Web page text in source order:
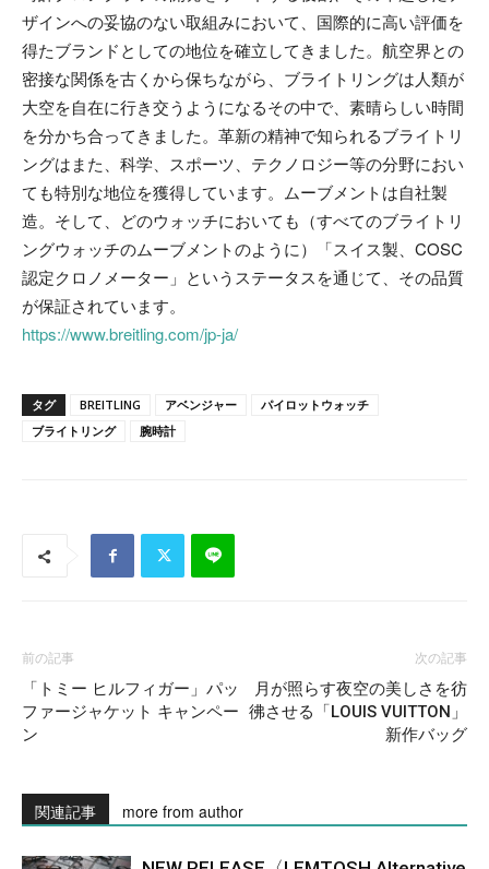
ザインへの妥協のない取組みにおいて、国際的に高い評価を
得たブランドとしての地位を確立してきました。航空界との
密接な関係を古くから保ちながら、ブライトリングは人類が
大空を自在に行き交うようになるその中で、素晴らしい時間
を分かち合ってきました。革新の精神で知られるブライトリ
ングはまた、科学、スポーツ、テクノロジー等の分野におい
ても特別な地位を獲得しています。ムーブメントは自社製
造。そして、どのウォッチにおいても（すべてのブライトリ
ングウォッチのムーブメントのように）「スイス製、COSC
認定クロノメーター」というステータスを通じて、その品質
が保証されています。
https://www.breitling.com/jp-ja/
タグ BREITLING アベンジャー
パイロットウォッチ
ブライトリング
腕時計
前の記事
「トミー ヒルフィガー」パッ
ファージャケット キャンペー
ン
次の記事
月が照らす夜空の美しさを彷
彿させる「LOUIS VUITTON」
新作バッグ
関連記事 more from author